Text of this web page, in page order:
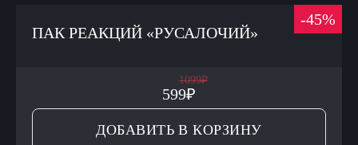
-45%
ПАК РЕАКЦИЙ «РУСАЛОЧИЙ»
599₽
1099₽
ДОБАВИТЬ В КОРЗИНУ